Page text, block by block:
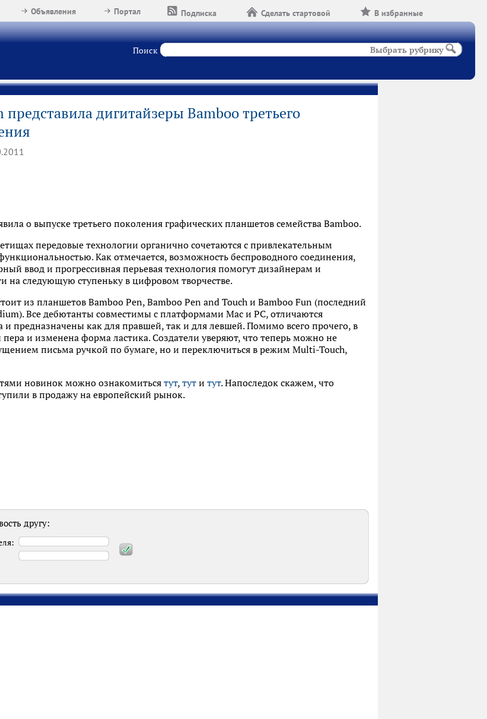
В избранные
Сделать стартовой
Подписка
Портал
Объявления
Поиск Выбрать рубрику
представила дигитайзеры Bamboo третьего
о выпуске третьего поколения графических планшетов семейства Bamboo.
передовые технологии органично сочетаются с привлекательным
Как отмечается, возможность беспроводного соединения,
ввод и прогрессивная перьевая технология помогут дизайнерам и
следующую ступеньку в цифровом творчестве.
из планшетов Bamboo Pen, Bamboo Pen and Touch и Bamboo Fun (последний
Все дебютанты совместимы с платформами Mac и PC, отличаются
предназначены как для правшей, так и для левшей. Помимо всего прочего, в
и изменена форма ластика. Создатели уверяют, что теперь можно не
письма ручкой по бумаге, но и переключиться в режим Multi-Touch,
новинок можно ознакомиться тут, тут и тут. Напоследок скажем, что
в продажу на европейский рынок.
другу: